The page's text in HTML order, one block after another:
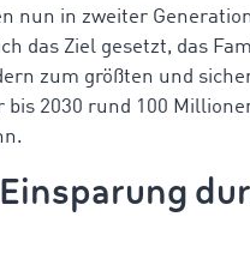
nun in zweiter
das Ziel gesetzt, das
zum größten und
2030 rund 100